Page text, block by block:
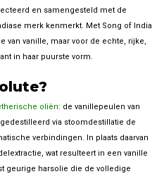
en samengesteld met de
merk kenmerkt. Met Song of India
van vanille, maar voor de echte, rijke,
in haar puurste vorm.
oliën: de vanillepeulen van
via stoomdestillatie de
verbindingen. In plaats daarvan
wat resulteert in een vanille
geurige harsolie die de volledige